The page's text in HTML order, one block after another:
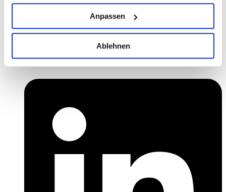
Anpassen
Ablehnen